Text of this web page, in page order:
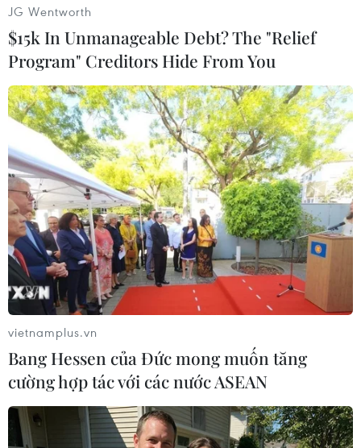
#Dortmund #Mainz 05
#Bayern Munich
Theo dõi VietnamPlus
TIN LIÊN QUAN
JG Wentworth
$15k In Unmanageable Debt? The "Relief
Program" Creditors Hide From You
vietnamplus.vn
Bang Hessen của Đức mong muốn tăng
cường hợp tác với các nước ASEAN